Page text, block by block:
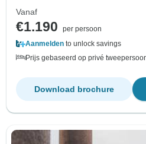
Vanaf
€1.190
per persoon
Aanmelden to unlock savings
Prijs gebaseerd op privé
Download brochure